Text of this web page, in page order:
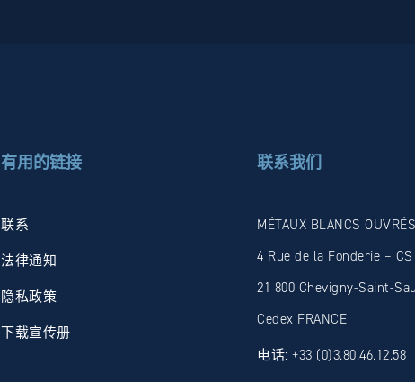
有用的链接
联系
法律通知
隐私政策
下载宣传册
联系我们
MÉTAUX BLANCS
4 Rue de la Fonderie – CS
21 800 Chevigny-Saint-
Cedex FRANCE
电话: +33 (0)3.80.46.12.58